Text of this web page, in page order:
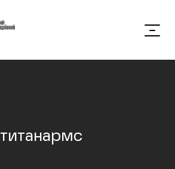
титанармс